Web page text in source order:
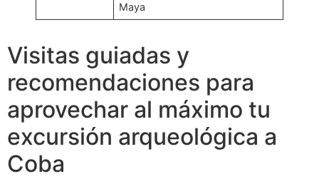
Maya
Visitas guiadas y
recomendaciones para
aprovechar al máximo tu
excursión arqueológica a
Coba